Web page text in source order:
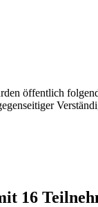
öffentlich
16